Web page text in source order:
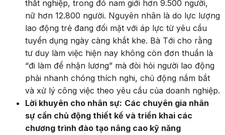
thất nghiệp, trong đó nam giới hơn 9.500 người,
nữ hơn 12.800 người. Nguyên nhân là do lực lượng
lao động trẻ đang đối mặt với áp lực từ yêu cầu
tuyển dụng ngày càng khắt khe. Bà Tới cho rằng
tư duy làm việc hiện nay không còn đơn thuần là
“đi làm để nhận lương” mà đòi hỏi người lao động
phải nhanh chóng thích nghi, chủ động nắm bắt
và xử lý công việc theo yêu cầu của doanh nghiệp.
Lời khuyên cho nhân sự: Các chuyên gia nhân
sự cần chủ động thiết kế và triển khai các
chương trình đào tạo nâng cao kỹ năng